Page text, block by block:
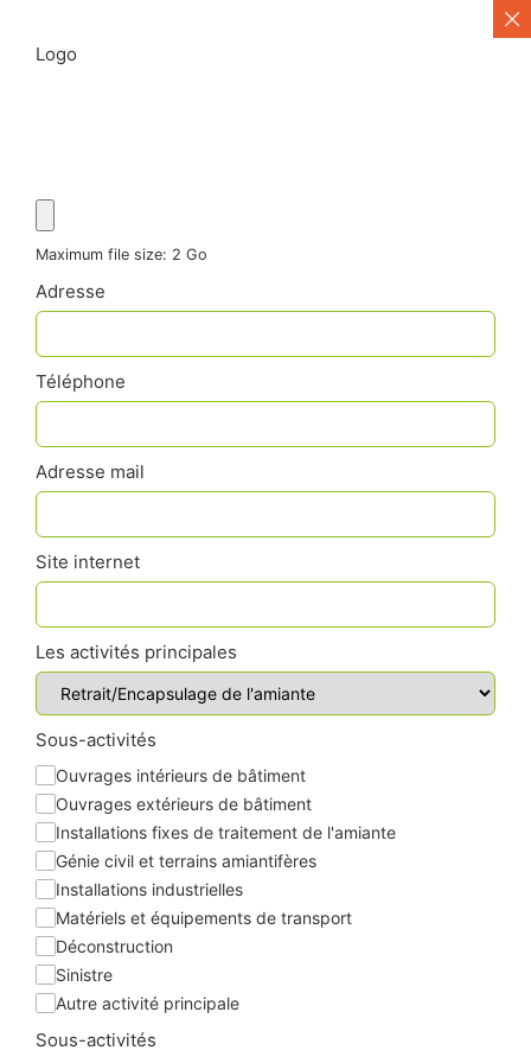
Logo
Maximum file size: 2 Go
Adresse
Téléphone
Adresse mail
Site internet
Les activités principales
Sous-activités
Ouvrages intérieurs de bâtiment
Ouvrages extérieurs de bâtiment
Installations fixes de traitement de l'amiante
Génie civil et terrains amiantifères
Installations industrielles
Matériels et équipements de transport
Déconstruction
Sinistre
Autre activité principale
Sous-activités